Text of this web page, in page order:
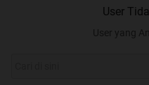
User
User yang